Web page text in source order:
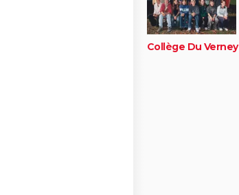
Collège Du Verney